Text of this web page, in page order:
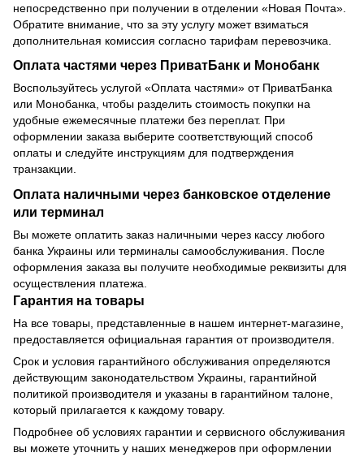
непосредственно при получении в отделении «Новая Почта».
Обратите внимание, что за эту услугу может взиматься
дополнительная комиссия согласно тарифам перевозчика.
Оплата частями через ПриватБанк и Монобанк
Воспользуйтесь услугой «Оплата частями» от ПриватБанка
или Монобанка, чтобы разделить стоимость покупки на
удобные ежемесячные платежи без переплат. При
оформлении заказа выберите соответствующий способ
оплаты и следуйте инструкциям для подтверждения
транзакции.
Оплата наличными через банковское отделение
или терминал
Вы можете оплатить заказ наличными через кассу любого
банка Украины или терминалы самообслуживания. После
оформления заказа вы получите необходимые реквизиты для
осуществления платежа.
Гарантия на товары
На все товары, представленные в нашем интернет-магазине,
предоставляется официальная гарантия от производителя.
Срок и условия гарантийного обслуживания определяются
действующим законодательством Украины, гарантийной
политикой производителя и указаны в гарантийном талоне,
который прилагается к каждому товару.
Подробнее об условиях гарантии и сервисного обслуживания
вы можете уточнить у наших менеджеров при оформлении